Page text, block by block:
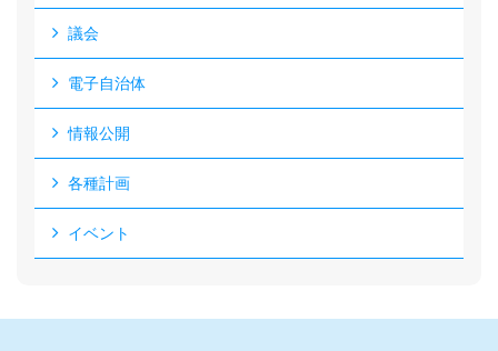
議会
電子自治体
情報公開
各種計画
イベント